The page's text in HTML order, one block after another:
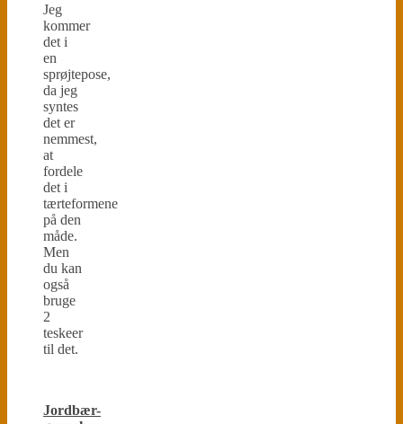
Jeg
kommer
det i
en
sprøjtepose,
da jeg
syntes
det er
nemmest,
at
fordele
det i
tærteformene
på den
måde.
Men
du kan
også
bruge
2
teskeer
til det.
Jordbær-